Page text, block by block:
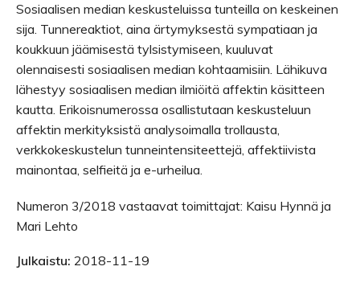
Sosiaalisen median keskusteluissa tunteilla on keskeinen
sija. Tunnereaktiot, aina ärtymyksestä sympatiaan ja
koukkuun jäämisestä tylsistymiseen, kuuluvat
olennaisesti sosiaalisen median kohtaamisiin. Lähikuva
lähestyy sosiaalisen median ilmiöitä affektin käsitteen
kautta. Erikoisnumerossa osallistutaan keskusteluun
affektin merkityksistä analysoimalla trollausta,
verkkokeskustelun tunneintensiteettejä, affektiivista
mainontaa, selfieitä ja e-urheilua.
Numeron 3/2018 vastaavat toimittajat: Kaisu Hynnä ja
Mari Lehto
Julkaistu: 2018-11-19